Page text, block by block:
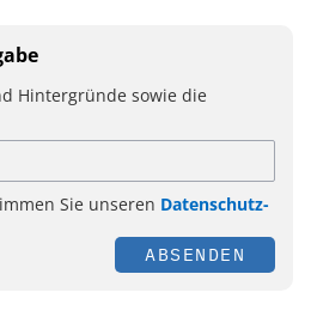
Hintergründe sowie die
Sie unseren Datenschutz-
ABSENDEN